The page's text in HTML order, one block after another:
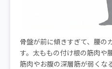
骨盤が前に傾きすぎて、腰の
す。太ももの付け根の筋肉や
筋肉やお腹の深層筋が弱くな